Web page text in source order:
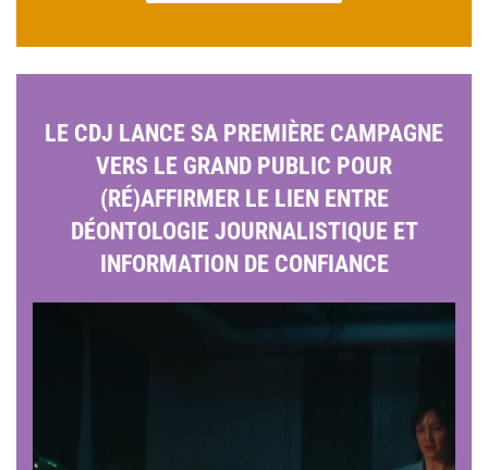
LE CDJ LANCE SA PREMIÈRE CAMPAGNE
VERS LE GRAND PUBLIC POUR
(RÉ)AFFIRMER LE LIEN ENTRE
DÉONTOLOGIE JOURNALISTIQUE ET
INFORMATION DE CONFIANCE